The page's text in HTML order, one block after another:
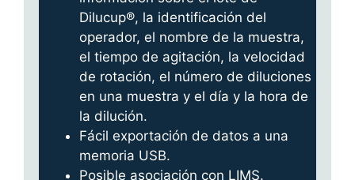
Dilucup®, la identificación del
operador, el nombre de la muestra,
el tiempo de agitación, la velocidad
de rotación, el número de diluciones
en una muestra y el día y la hora de
la dilución.
Fácil exportación de datos a una
memoria USB.
Posible asociación con LIMS.